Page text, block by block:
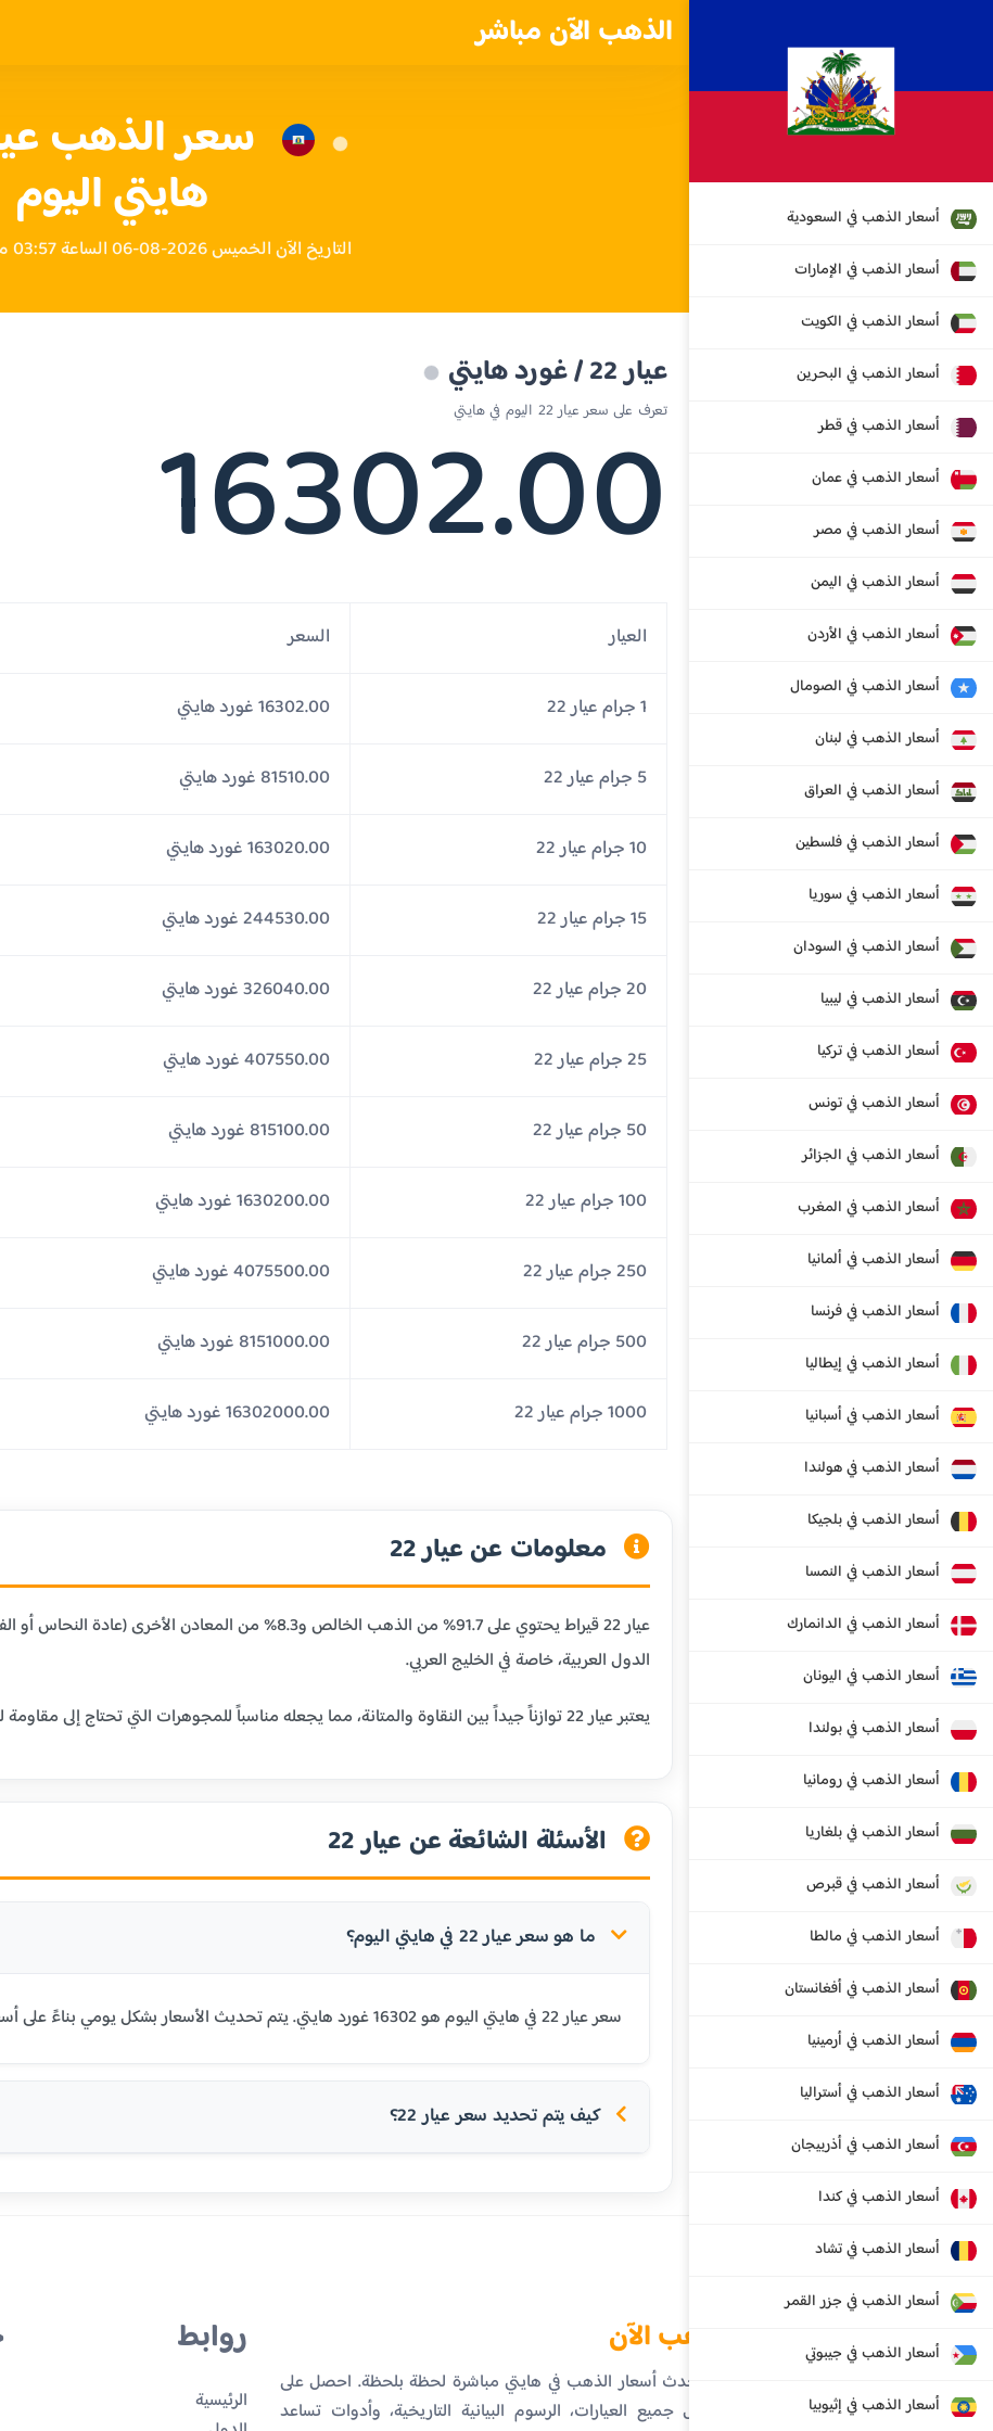
الذهب الآن مباشر
أسعار الذهب في السعودية
أسعار الذهب في الإمارات
أسعار الذهب في الكويت
أسعار الذهب في البحرين
أسعار الذهب في قطر
أسعار الذهب في عمان
أسعار الذهب في مصر
أسعار الذهب في اليمن
أسعار الذهب في الأردن
أسعار الذهب في الصومال
أسعار الذهب في لبنان
أسعار الذهب في العراق
أسعار الذهب في فلسطين
أسعار الذهب في سوريا
أسعار الذهب في السودان
أسعار الذهب في ليبيا
أسعار الذهب في تركيا
أسعار الذهب في تونس
أسعار الذهب في الجزائر
أسعار الذهب في المغرب
أسعار الذهب في ألمانيا
أسعار الذهب في فرنسا
أسعار الذهب في إيطاليا
أسعار الذهب في أسبانيا
أسعار الذهب في هولندا
أسعار الذهب في بلجيكا
أسعار الذهب في النمسا
أسعار الذهب في الدانمارك
أسعار الذهب في اليونان
أسعار الذهب في بولندا
أسعار الذهب في رومانيا
أسعار الذهب في بلغاريا
أسعار الذهب في قبرص
أسعار الذهب في مالطا
أسعار الذهب في أفغانستان
أسعار الذهب في أرمينيا
أسعار الذهب في أستراليا
أسعار الذهب في أذربيجان
أسعار الذهب في كندا
أسعار الذهب في تشاد
أسعار الذهب في جزر القمر
أسعار الذهب في جيبوتي
أسعار الذهب في إثيوبيا
هايتي اليوم
التاريخ الآن الخميس 2026-08-06 الساعة 03:57 مساءً بتوقيت هايتي
عيار 22 / غورد هايتي
تعرف على سعر عيار 22 اليوم في هايتي
16302.00
العيار السعر
1 جرام عيار 22 16302.00 غورد هايتي
5 جرام عيار 22 81510.00 غورد هايتي
10 جرام عيار 22 163020.00 غورد هايتي
15 جرام عيار 22 244530.00 غورد هايتي
20 جرام عيار 22 326040.00 غورد هايتي
25 جرام عيار 22 407550.00 غورد هايتي
50 جرام عيار 22 815100.00 غورد هايتي
100 جرام عيار 22 1630200.00 غورد هايتي
250 جرام عيار 22 4075500.00 غورد هايتي
500 جرام عيار 22 8151000.00 غورد هايتي
1000 جرام عيار 22 16302000.00 غورد هايتي
معلومات عن عيار 22
عيار 22 قيراط يحتوي على 91.7% من الذهب الخالص و8.3% من
الدول العربية، خاصة في الخليج العربي.
يعتبر عيار 22 توازناً جيداً بين النقاوة والمتانة، مما يجعله مناسباً للمجوهرات التي تحتاج إلى مقاومة للبلى اليومي مع الحفاظ على قيمة الذهب.
الأسئلة الشائعة عن عيار 22
ما هو سعر عيار 22 في هايتي اليوم؟
سعر عيار 22 في هايتي اليوم هو 16302 غورد هايتي. يتم تحديث الأسعار بشكل يومي بناءً على أسعار السوق العالمية.
كيف يتم تحديد سعر عيار 22؟
الذهب الآن
تابع أحدث أسعار الذهب في هايتي مباشرة لحظة بلحظة. احصل على
تفاصيل جميع العيارات، الرسوم البيانية التاريخية، وأدوات تساعد
روابط
الرئيسية